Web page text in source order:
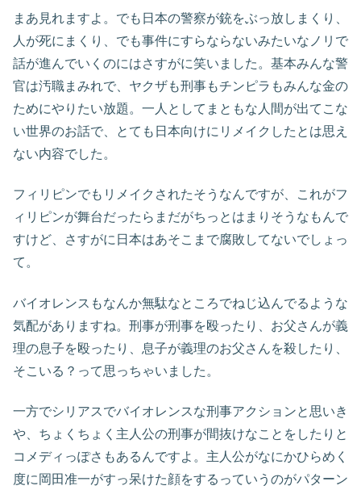
まあ見れますよ。でも日本の警察が銃をぶっ放しまくり、
人が死にまくり、でも事件にすらならないみたいなノリで
話が進んでいくのにはさすがに笑いました。基本みんな警
官は汚職まみれで、ヤクザも刑事もチンピラもみんな金の
ためにやりたい放題。一人としてまともな人間が出てこな
い世界のお話で、とても日本向けにリメイクしたとは思え
ない内容でした。
フィリピンでもリメイクされたそうなんですが、これがフ
ィリピンが舞台だったらまだがちっとはまりそうなもんで
すけど、さすがに日本はあそこまで腐敗してないでしょっ
て。
バイオレンスもなんか無駄なところでねじ込んでるような
気配がありますね。刑事が刑事を殴ったり、お父さんが義
理の息子を殴ったり、息子が義理のお父さんを殺したり、
そこいる？って思っちゃいました。
一方でシリアスでバイオレンスな刑事アクションと思いき
や、ちょくちょく主人公の刑事が間抜けなことをしたりと
コメディっぽさもあるんですよ。主人公がなにかひらめく
度に岡田准一がすっ呆けた顔をするっていうのがパターン